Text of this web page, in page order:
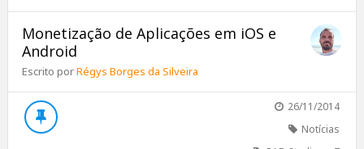
Monetização de Aplicações em iOS e
Android
Escrito porRégys Borges da Silveira
26/11/2014
Notícias